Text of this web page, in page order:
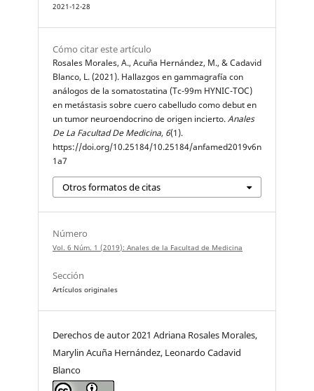
2021-12-28
Cómo citar este artículo
Rosales Morales, A., Acuña Hernández, M., & Cadavid
Blanco, L. (2021). Hallazgos en gammagrafía con
análogos de la somatostatina (Tc-99m HYNIC-TOC)
en metástasis sobre cuero cabelludo como debut en
un tumor neuroendocrino de origen incierto.Anales
De La Facultad De Medicina, 6(1).
https://doi.org/10.25184/10.25184/anfamed2019v6n
1a7
Otros formatos de citas
Número
Vol. 6 Núm. 1 (2019): Anales de la Facultad de Medicina
Sección
Artículos originales
Derechos de autor 2021 Adriana Rosales Morales,
Marylin Acuña Hernández, Leonardo Cadavid
Blanco